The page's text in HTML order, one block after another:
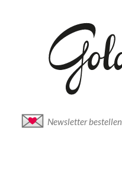
Newsletter bestellen